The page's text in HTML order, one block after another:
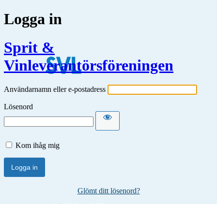
Logga in
Sprit &
Vinleverantörsföreningen
Användarnamn eller e-postadress
Lösenord
Kom ihåg mig
Glömt ditt lösenord?